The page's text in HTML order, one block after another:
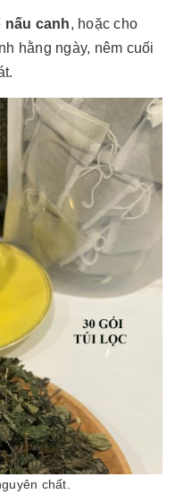
nấu canh, hoặc cho
hằng ngày, nêm cuối
chất.